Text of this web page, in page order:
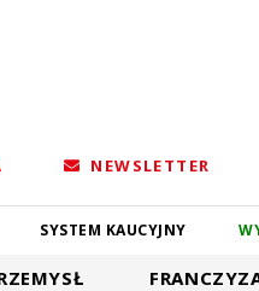
NEWSLETTER
SYSTEM KAUCYJNY